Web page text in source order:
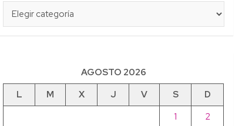
AGOSTO 2026
L
M X J V S
D
1
2